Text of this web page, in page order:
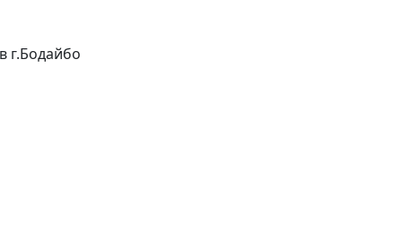
г.Бодайбо